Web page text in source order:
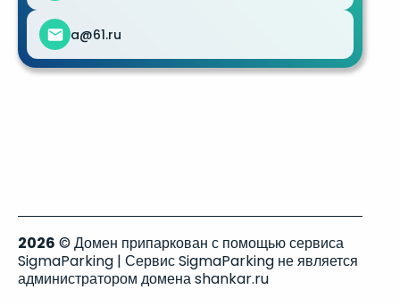
a@61.ru
2026 © Домен припаркован с помощью сервиса
SigmaParking | Сервис SigmaParking не является
администратором домена shankar.ru